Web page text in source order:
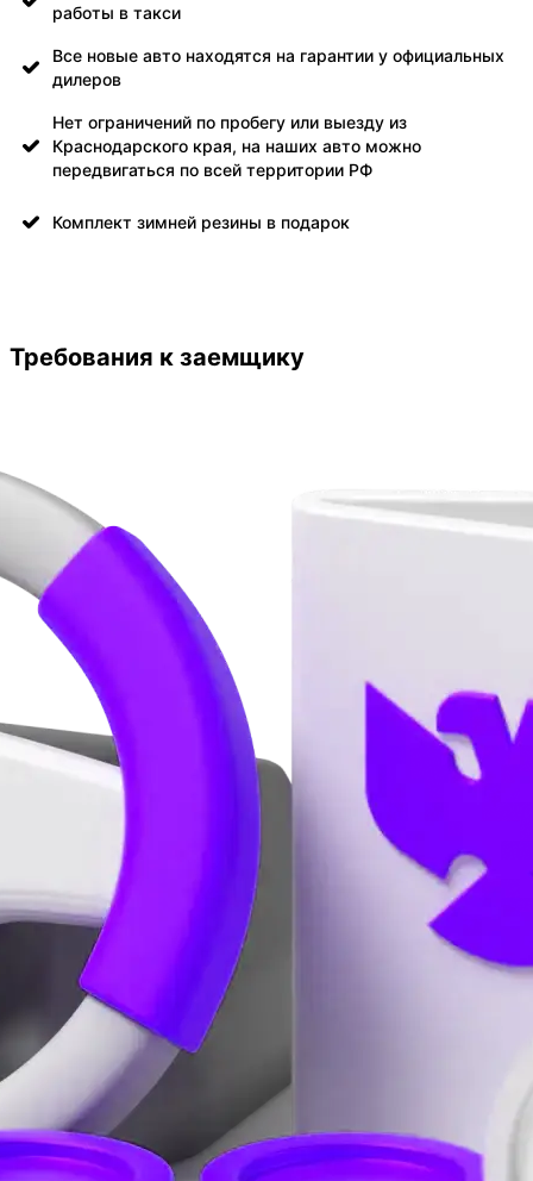
работы в такси
Все новые авто находятся на гарантии у официальных
дилеров
Нет ограничений по пробегу или выезду из
Краснодарского края, на наших авто можно
передвигаться по всей территории РФ
Комплект зимней резины в подарок
Требования к заемщику